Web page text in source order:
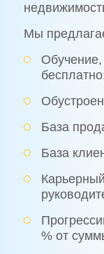
Мы
База
База
% от